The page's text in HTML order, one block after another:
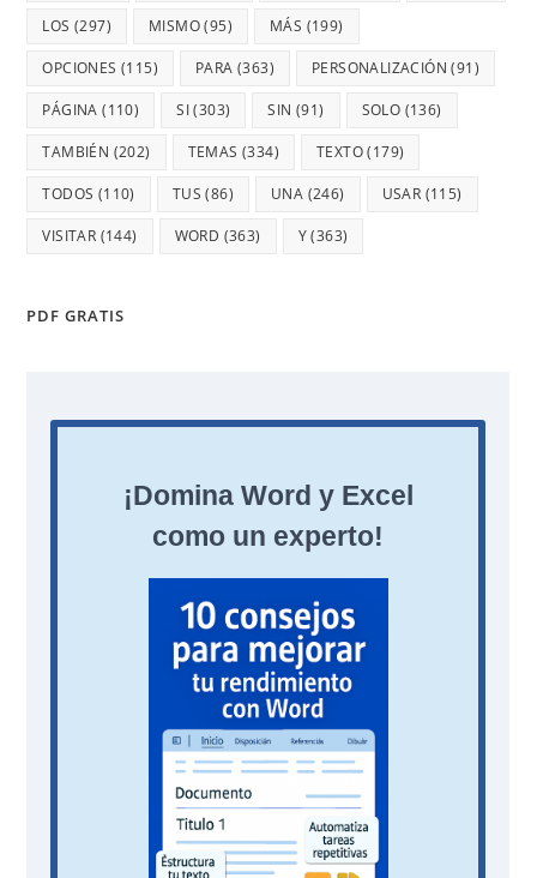
LOS (297) MISMO(95) MÁS (199)
OPCIONES (115) PARA (363) PERSONALIZACIÓN (91)
PÁGINA (110) SI(303) SIN (91) SOLO (136)
TAMBIÉN (202) TEMAS (334) TEXTO(179)
TODOS (110) TUS (86) UNA (246) USAR (115)
VISITAR (144) WORD (363) Y(363)
PDF GRATIS